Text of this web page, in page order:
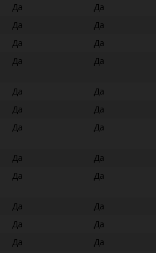
Да
Да
Да
Да
Да
Да
Да Да
Да
Да
Да
Да
Да Да
Да
Да
Да Да
Да
Да
Да
Да
Да
Да